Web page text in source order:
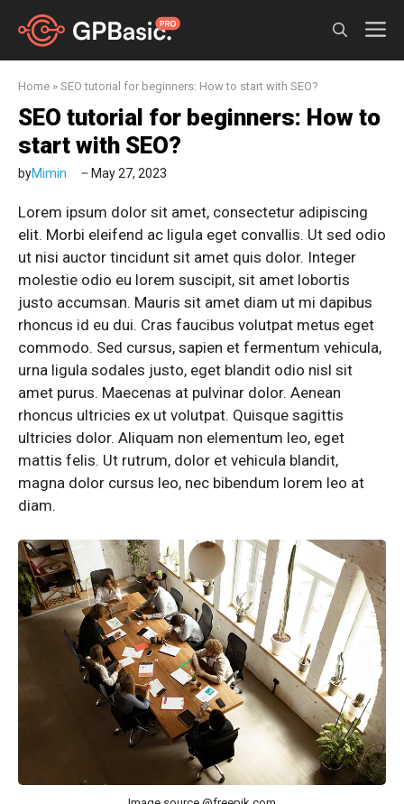
Home » SEO tutorial for beginners: How to start with SEO?
SEO tutorial for beginners: How to
start with SEO?
byMimin May 27, 2023
Lorem ipsum dolor sit amet, consectetur adipiscing
elit. Morbi eleifend ac ligula eget convallis. Ut sed odio
ut nisi auctor tincidunt sit amet quis dolor. Integer
molestie odio eu lorem suscipit, sit amet lobortis
justo accumsan. Mauris sit amet diam ut mi dapibus
rhoncus id eu dui. Cras faucibus volutpat metus eget
commodo. Sed cursus, sapien et fermentum vehicula,
urna ligula sodales justo, eget blandit odio nisl sit
amet purus. Maecenas at pulvinar dolor. Aenean
rhoncus ultricies ex ut volutpat. Quisque sagittis
ultricies dolor. Aliquam non elementum leo, eget
mattis felis. Ut rutrum, dolor et vehicula blandit,
magna dolor cursus leo, nec bibendum lorem leo at
diam.